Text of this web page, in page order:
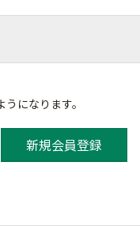
になります。